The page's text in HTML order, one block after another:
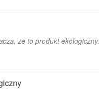
że to produkt ekologiczny.